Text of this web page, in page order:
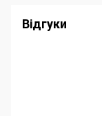
Відгуки